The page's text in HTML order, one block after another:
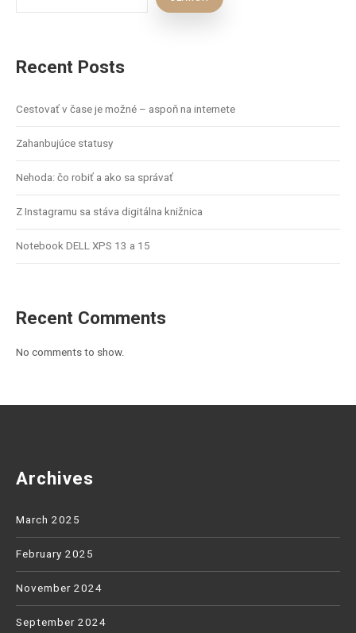
Recent Posts
Cestovať v čase je možné – aspoň na internete
Zahanbujúce statusy
Nehoda: čo robiť a ako sa správať
Z Instagramu sa stáva digitálna knižnica
Notebook DELL XPS 13 a 15
Recent Comments
No comments to show.
Archives
March 2025
February 2025
November 2024
September 2024